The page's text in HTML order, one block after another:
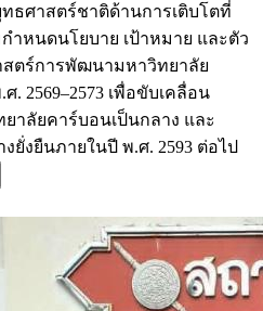
ธศาสตร์ชาติด้านการเติบโตที่
ำหนดนโยบาย เป้าหมาย และตัว
ตร์การพัฒนามหาวิทยาลัย
. 2569–2573 เพื่อขับเคลื่อน
าลัยคาร์บอนเป็นกลาง และ
ยั่งยืนภายในปี พ.ศ. 2593 ต่อไป